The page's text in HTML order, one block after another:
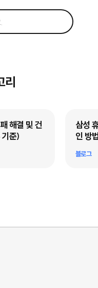
리
해결 및 건
준)
삼성
인 방
블로그